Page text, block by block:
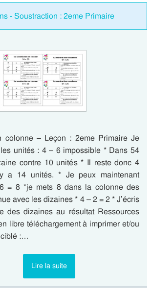
- Soustraction : 2eme Primaire
colonne – Leçon : 2eme Primaire Je
unités : 4 – 6 impossible * Dans 54
contre 10 unités * Il reste donc 4
a 14 unités. * Je peux maintenant
= 8 *je mets 8 dans la colonne des
avec les dizaines * 4 – 2 = 2 * J’écris
des dizaines au résultat Ressources
libre téléchargement à imprimer et/ou
ciblé :…
Lire la suite